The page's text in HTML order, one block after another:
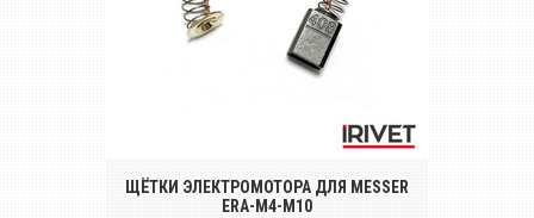
заклёпочника MESSER ERA-M4-M10
ЩЁТКИ ЭЛЕКТРОМОТОРА ДЛЯ MESSER
ERA-M4-M10